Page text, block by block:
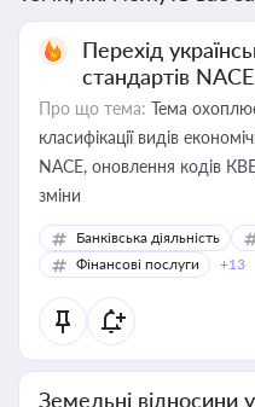
Перехід
стандартів NACE
Про що тема: Тема
класифікації видів
NACE, оновлення кодів
зміни
Банківська діяльність
Фінансові послуги
+13
Земельні відносини